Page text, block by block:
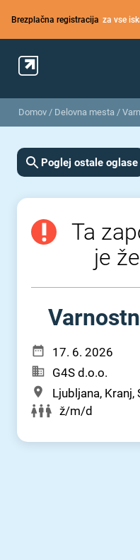
Brezplačna registracija za vse
Domov / Delovna mesta /
Poglej ostale oglase
Ta
je
17. 6. 2026
G4S d.o.o.
Ljubljana, Kranj,
ž/m/d